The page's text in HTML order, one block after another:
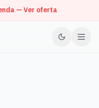
— Ver oferta